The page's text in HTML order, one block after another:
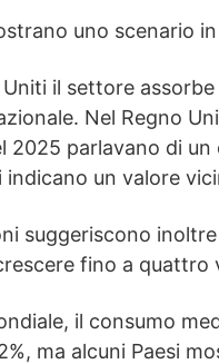
uno scenario
il settore
Nel Regno
2025 parlavano di
indicano un valore
suggeriscono
fino a quattro
il consumo
ma alcuni Paesi